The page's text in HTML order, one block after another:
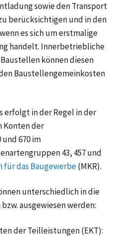
sowie den Transport
berücksichtigen und in den
es sich um erstmalige
handelt. Innerbetriebliche
können diesen
Baustellengemeinkosten
erfolgt in der Regel in der
Konten der
670 im
43, 457 und
das Baugewerbe(MKR).
unterschiedlich in die
ausgewiesen werden:
der Teilleistungen (EKT):